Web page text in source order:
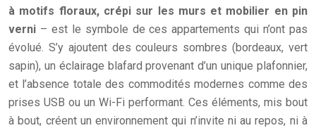
à motifs floraux, crépi sur les murs et mobilier en pin
verni – est le symbole de ces appartements qui n’ont pas
évolué. S’y ajoutent des couleurs sombres (bordeaux, vert
sapin), un éclairage blafard provenant d’un unique plafonnier,
et l’absence totale des commodités modernes comme des
prises USB ou un Wi-Fi performant. Ces éléments, mis bout
à bout, créent un environnement qui n’invite ni au repos, ni à